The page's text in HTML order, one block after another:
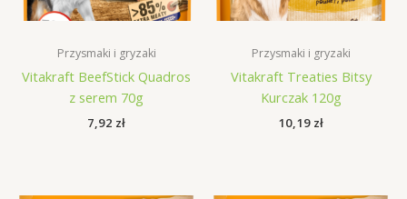
Przysmaki i gryzaki
Vitakraft BeefStick Quadros
z serem 70g
7,92 zł
Przysmaki i gryzaki
Vitakraft Treaties Bitsy
Kurczak 120g
10,19 zł